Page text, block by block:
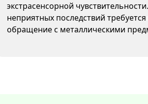
экстрасенсорной
неприятных последствий
обращение с металлическими